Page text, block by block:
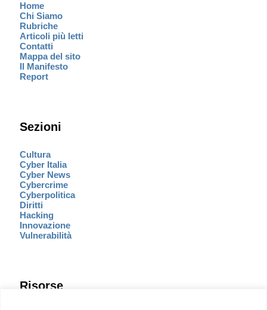
Home
Chi Siamo
Rubriche
Articoli più letti
Contatti
Mappa del sito
Il Manifesto
Report
Sezioni
Cultura
Cyber Italia
Cyber News
Cybercrime
Cyberpolitica
Diritti
Hacking
Innovazione
Vulnerabilità
Risorse